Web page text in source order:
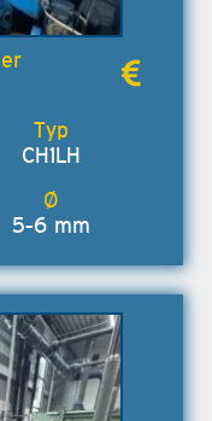
CH1LH
5-6 mm